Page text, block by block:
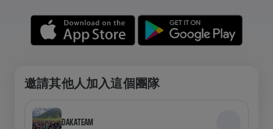
邀請其他人加入這個團隊
DAKATEAM